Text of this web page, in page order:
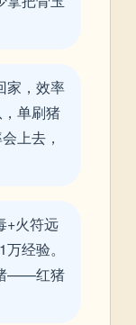
家，效率
单刷猪
上去，
+火符远
经验。
——红猪